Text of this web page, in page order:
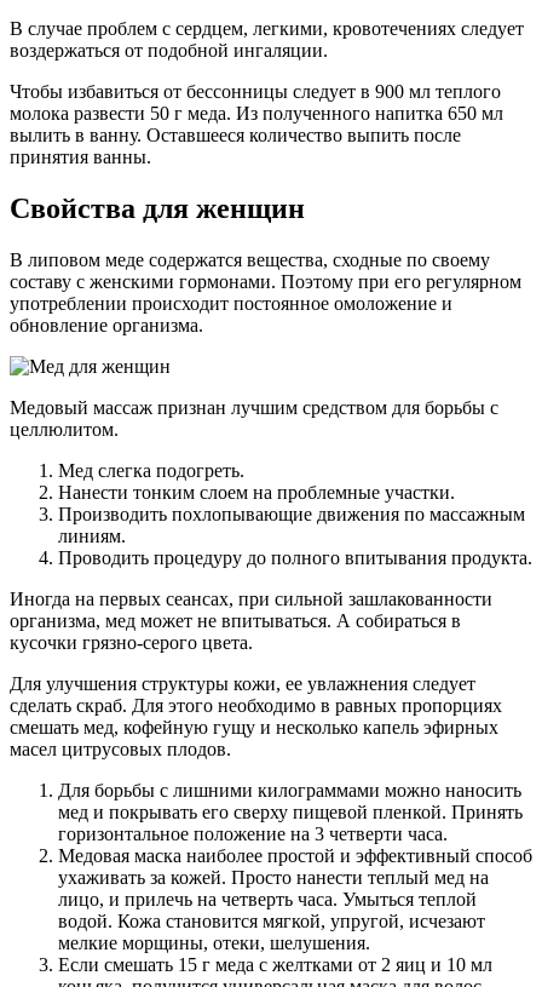
В случае проблем с сердцем, легкими, кровотечениях следует
воздержаться от подобной ингаляции.
Чтобы избавиться от бессонницы следует в 900 мл теплого
молока развести 50 г меда. Из полученного напитка 650 мл
вылить в ванну. Оставшееся количество выпить после
принятия ванны.
Свойства для женщин
В липовом меде содержатся вещества, сходные по своему
составу с женскими гормонами. Поэтому при его регулярном
употреблении происходит постоянное омоложение и
обновление организма.
Медовый массаж признан лучшим средством для борьбы с
целлюлитом.
Мед слегка подогреть.
Нанести тонким слоем на проблемные участки.
Производить похлопывающие движения по массажным
линиям.
Проводить процедуру до полного впитывания продукта.
Иногда на первых сеансах, при сильной зашлакованности
организма, мед может не впитываться. А собираться в
кусочки грязно-серого цвета.
Для улучшения структуры кожи, ее увлажнения следует
сделать скраб. Для этого необходимо в равных пропорциях
смешать мед, кофейную гущу и несколько капель эфирных
масел цитрусовых плодов.
Для борьбы с лишними килограммами можно наносить
мед и покрывать его сверху пищевой пленкой. Принять
горизонтальное положение на 3 четверти часа.
Медовая маска наиболее простой и эффективный способ
ухаживать за кожей. Просто нанести теплый мед на
лицо, и прилечь на четверть часа. Умыться теплой
водой. Кожа становится мягкой, упругой, исчезают
мелкие морщины, отеки, шелушения.
Если смешать 15 г меда с желтками от 2 яиц и 10 мл